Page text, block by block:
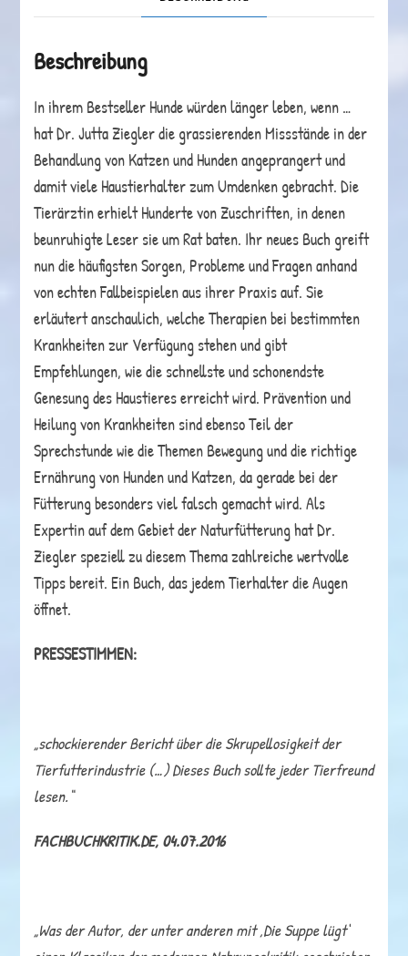
Menge
Beschreibung
In ihrem Bestseller Hunde würden länger leben, wenn …
hat Dr. Jutta Ziegler die grassierenden Missstände in der
Behandlung von Katzen und Hunden angeprangert und
damit viele Haustierhalter zum Umdenken gebracht. Die
Tierärztin erhielt Hunderte von Zuschriften, in denen
beunruhigte Leser sie um Rat baten. Ihr neues Buch greift
nun die häufigsten Sorgen, Probleme und Fragen anhand
von echten Fallbeispielen aus ihrer Praxis auf. Sie
erläutert anschaulich, welche Therapien bei bestimmten
Krankheiten zur Verfügung stehen und gibt
Empfehlungen, wie die schnellste und schonendste
Genesung des Haustieres erreicht wird. Prävention und
Heilung von Krankheiten sind ebenso Teil der
Sprechstunde wie die Themen Bewegung und die richtige
Ernährung von Hunden und Katzen, da gerade bei der
Fütterung besonders viel falsch gemacht wird. Als
Expertin auf dem Gebiet der Naturfütterung hat Dr.
Ziegler speziell zu diesem Thema zahlreiche wertvolle
Tipps bereit. Ein Buch, das jedem Tierhalter die Augen
öffnet.
PRESSESTIMMEN:
„schockierender Bericht über die Skrupellosigkeit der
Tierfutterindustrie (…) Dieses Buch sollte jeder Tierfreund
lesen.“
FACHBUCHKRITIK.DE, 04.07.2016
„Was der Autor, der unter anderen mit ‚Die Suppe lügt‘